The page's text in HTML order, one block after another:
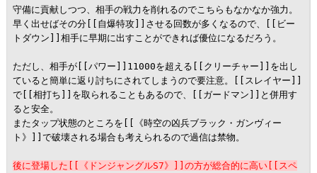
守備に貢献しつつ、相手の戦力を削れるのでこちらもなかなか強力。
早く出せばその分[[自爆特攻]]させる回数が多くなるので、[[ビー
トダウン]]相手に早期に出すことができれば優位になるだろう。
ただし、相手が[[パワー]]11000を超える[[クリーチャー]]を出し
ていると簡単に返り討ちにされてしまうので要注意。[[スレイヤー]]
で[[相打ち]]を取られることもあるので、[[ガードマン]]と併用す
ると安全。
またタップ状態のところを[[《時空の凶兵ブラック・ガンヴィー
ト》]]で破壊される場合も考えられるので過信は禁物。
後に登場した[[《ドンジャングルS7》]]の方が総合的に高い[[スペ